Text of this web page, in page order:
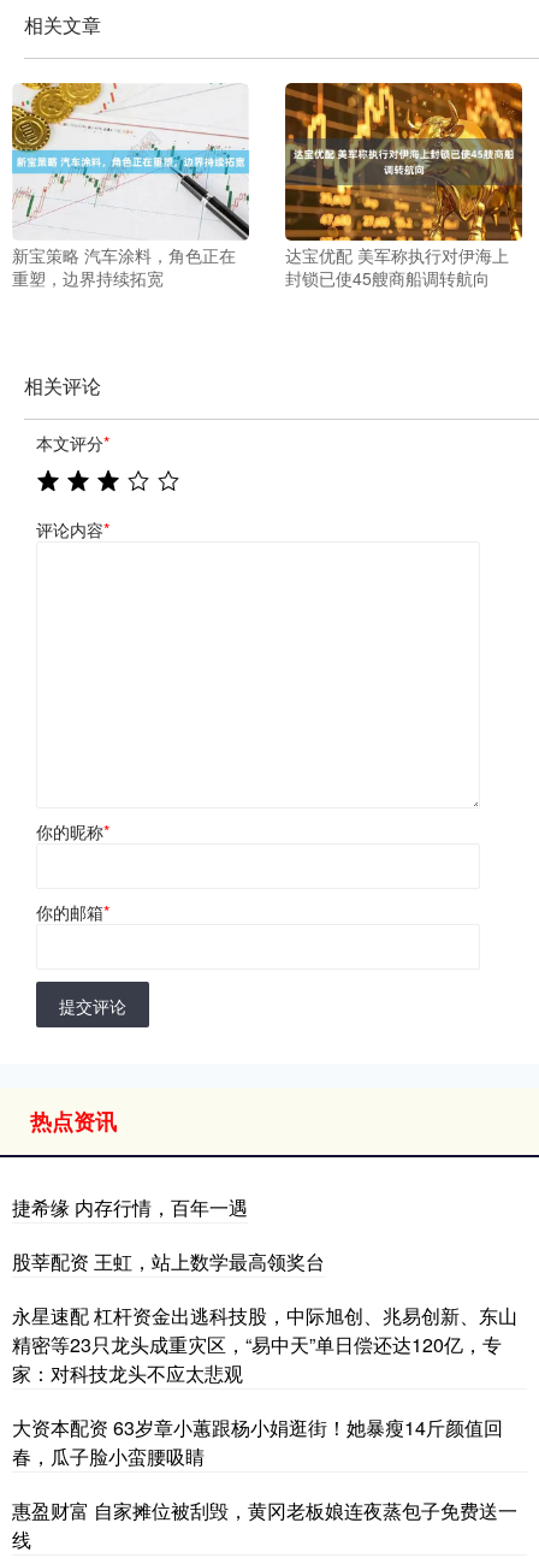
相关文章
新宝策略 汽车涂料，角色正在
重塑，边界持续拓宽
达宝优配 美军称执行对伊海上
封锁已使45艘商船调转航向
相关评论
本文评分*
评论内容*
你的昵称*
你的邮箱*
提交评论
热点资讯
捷希缘 内存行情，百年一遇
股莘配资 王虹，站上数学最高领奖台
永星速配 杠杆资金出逃科技股，中际旭创、兆易创新、东山
精密等23只龙头成重灾区，“易中天”单日偿还达120亿，专
家：对科技龙头不应太悲观
大资本配资 63岁章小蕙跟杨小娟逛街！她暴瘦14斤颜值回
春，瓜子脸小蛮腰吸睛
惠盈财富 自家摊位被刮毁，黄冈老板娘连夜蒸包子免费送一
线